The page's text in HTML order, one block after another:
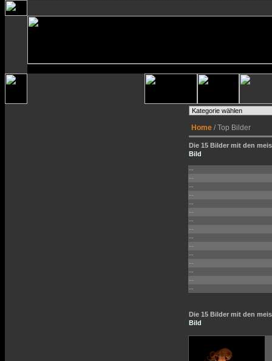
Home / Top Bilder
Die 15 Bilder mit den
Bild
--
--
--
--
--
--
--
--
--
--
--
--
--
--
--
Die 15 Bilder mit den
Bild